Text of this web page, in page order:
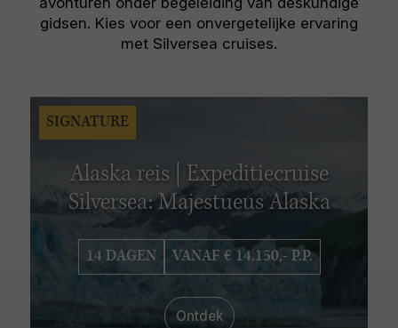
gidsen. Kies voor een onvergetelijke ervaring
met Silversea cruises.
Alaska reis | Expeditiecruise
Silversea: Majestueus Alaska
14 DAGEN VANAF € 14.150,- P.P.
Ontdek
SIGNATURE